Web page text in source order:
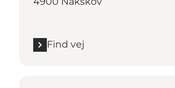
Find vej